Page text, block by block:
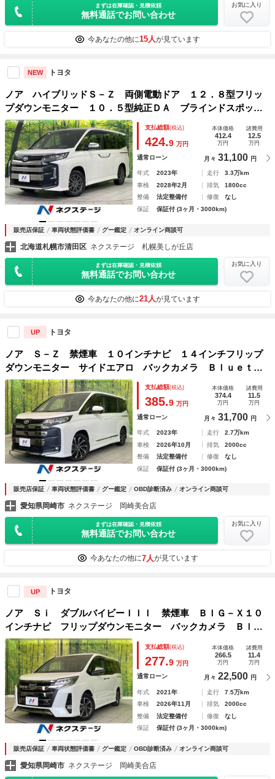
まずは在庫確認・見積依頼
無料通話でお問い合わせ
お気に入り
今あなたの他に15人が見ています
NEW トヨタ
ノア ハイブリッドＳ－Ｚ 両側電動ドア １２．８型フリッ
プダウンモニター １０．５型純正ＤＡ ブラインドスポット
モニター 全周囲カメラ 寒冷地 １００Ｖ電源 セーフティ
センス 禁煙車 電動リアゲート ハーフレザーシート
支払総額(税込)
424.9 万円
本体価格
412.4
万円
諸費用
12.5
万円
通常ローン 月々 31,100 円
年式 2023年 走行
3.3万km
車検
2028年2月 排気
1800cc
整備
法定整備付 修復
なし
保証
保証付 (3ヶ月・3000km)
販売店保証 車両状態評価書 グー鑑定 オンライン商談可
北海道札幌市清田区 ネクステージ 札幌美しが丘店
まずは在庫確認・見積依頼
無料通話でお問い合わせ
お気に入り
今あなたの他に21人が見ています
UP トヨタ
ノア Ｓ－Ｚ 禁煙車 １０インチナビ １４インチフリップ
ダウンモニター サイドエアロ バックカメラ Ｂｌｕｅｔｏ
ｏｔｈ ＥＴＣ 両側パワスラ 衝突軽減システム レーダー
クルーズ レーンアシスト シートヒーター
支払総額(税込)
385.9 万円
本体価格
374.4
万円
諸費用
11.5
万円
通常ローン 月々 31,700 円
年式 2023年 走行
2.7万km
車検
2026年10月 排気
2000cc
整備
法定整備付 修復
なし
保証
保証付 (3ヶ月・3000km)
販売店保証 車両状態評価書 グー鑑定 OBD診断済み オンライン商談可
愛知県岡崎市 ネクステージ 岡崎美合店
まずは在庫確認・見積依頼
無料通話でお問い合わせ
お気に入り
今あなたの他に7人が見ています
UP トヨタ
ノア Ｓｉ ダブルバイビーＩＩＩ 禁煙車 ＢＩＧ－Ｘ１０
インチナビ フリップダウンモニター バックカメラ Ｂｌｕ
ｅｔｏｏｔｈ接続 ＥＴＣ 両側電動スライドドア 衝突軽減
システム レーンアシスト クリアランスソナー クルコン
７人乗り
支払総額(税込)
277.9 万円
本体価格
266.5
万円
諸費用
11.4
万円
通常ローン 月々 22,500 円
年式 2021年 走行
7.5万km
車検
2026年11月 排気
2000cc
整備
法定整備付 修復
なし
保証
保証付 (3ヶ月・3000km)
販売店保証 車両状態評価書 グー鑑定 OBD診断済み オンライン商談可
愛知県岡崎市 ネクステージ 岡崎美合店